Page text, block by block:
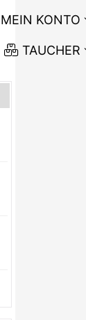
MEIN KONTO
TAUCHER